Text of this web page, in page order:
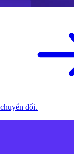
đổi.